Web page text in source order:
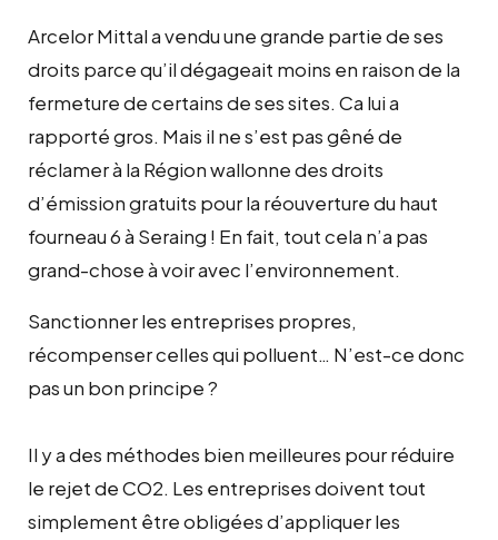
Arcelor Mittal a vendu une grande partie de ses
droits parce qu’il dégageait moins en raison de la
fermeture de certains de ses sites. Ca lui a
rapporté gros. Mais il ne s’est pas gêné de
réclamer à la Région wallonne des droits
d’émission gratuits pour la réouverture du haut
fourneau 6 à Seraing ! En fait, tout cela n’a pas
grand-chose à voir avec l’environnement.
Sanctionner les entreprises propres,
récompenser celles qui polluent… N’est-ce donc
pas un bon principe ?
Il y a des méthodes bien meilleures pour réduire
le rejet de CO2. Les entreprises doivent tout
simplement être obligées d’appliquer les